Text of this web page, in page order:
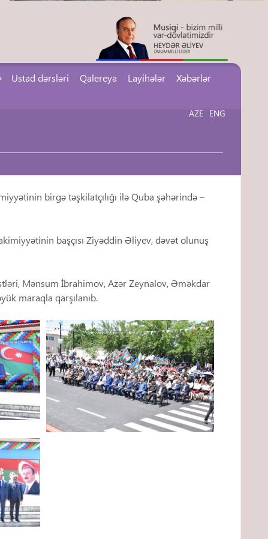
Ustad dərsləri Qalereya Layihələr
Xəbərlər
AZE ENG
birgə təşkilatçılığı ilə Quba şəhərində –
başçısı Ziyəddin Əliyev, dəvət olunuş
Mənsum İbrahimov, Azər Zeynalov, Əməkdar
maraqla qarşılanıb.